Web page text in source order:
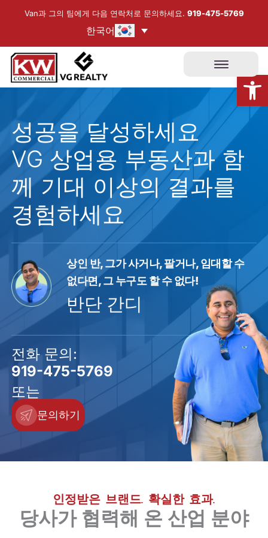
도구 모음 열기
기
Van과 그의 팀에게 다음 연락처로 문의하세요. 919-475-5769
한국어
성공을 달성하세요
VG 상업용 부동산과 함
께 기대 이상의 결과를
경험하세요
상인 반, 그가 사거나, 팔거나, 임대할 수
없다면, 그 누구도 할 수 없다!
반단 간디
전화 문의:
919-475-5769
또는
문의하기
인정받은 브랜드. 확실한 효과.
당사가 협력해 온 산업 분야